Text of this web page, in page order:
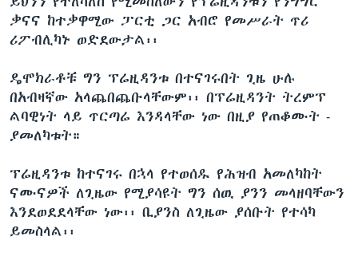
ቃናና ከተቃዋሚው ፓርቲ ጋር አብሮ የመሥራት ጥሪ
ሪፖብሊካኑ ወድደውታል፡፡
ዴሞክራቶቹ ግን ፕሬዚዳንቱ በተናገሩበት ጊዜ ሁሉ
በአብዛኛው አላጨበጨቡላቸውም፡፡ በፕሬዚዳንት ትረምፕ
ልባዊነት ላይ ጥርጣሬ እንዳላቸው ነው በዚያ የጠቆሙት -
ያመለካቱት።
ፕሬዚዳንቱ ከተናገሩ በኋላ የተወሰዱ የሕዝብ አመለካከት
ናሙናዎች ለጊዜው የሚያሳዩት ግን ሰዉ ያንን መላዘባቸውን
እንደወደደላቸው ነው፡፡ ቢያንስ ለጊዜው ያሰቡት የተሳካ
ይመስላል፡፡